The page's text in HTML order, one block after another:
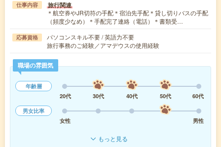
仕事内容 旅行関連
＊航空券やJR切符の手配＊宿泊先手配＊貸し切りバスの手配
（頻度少なめ）＊手配完了連絡（電話）＊書類受…
応募資格
パソコンスキル不要 / 英語力不要
旅行事務のご経験／アマデウスの使用経験
職場の雰囲気
年齢層
20代
30代 40代 50代
60代
男女比率
女性
男性
もっと見る